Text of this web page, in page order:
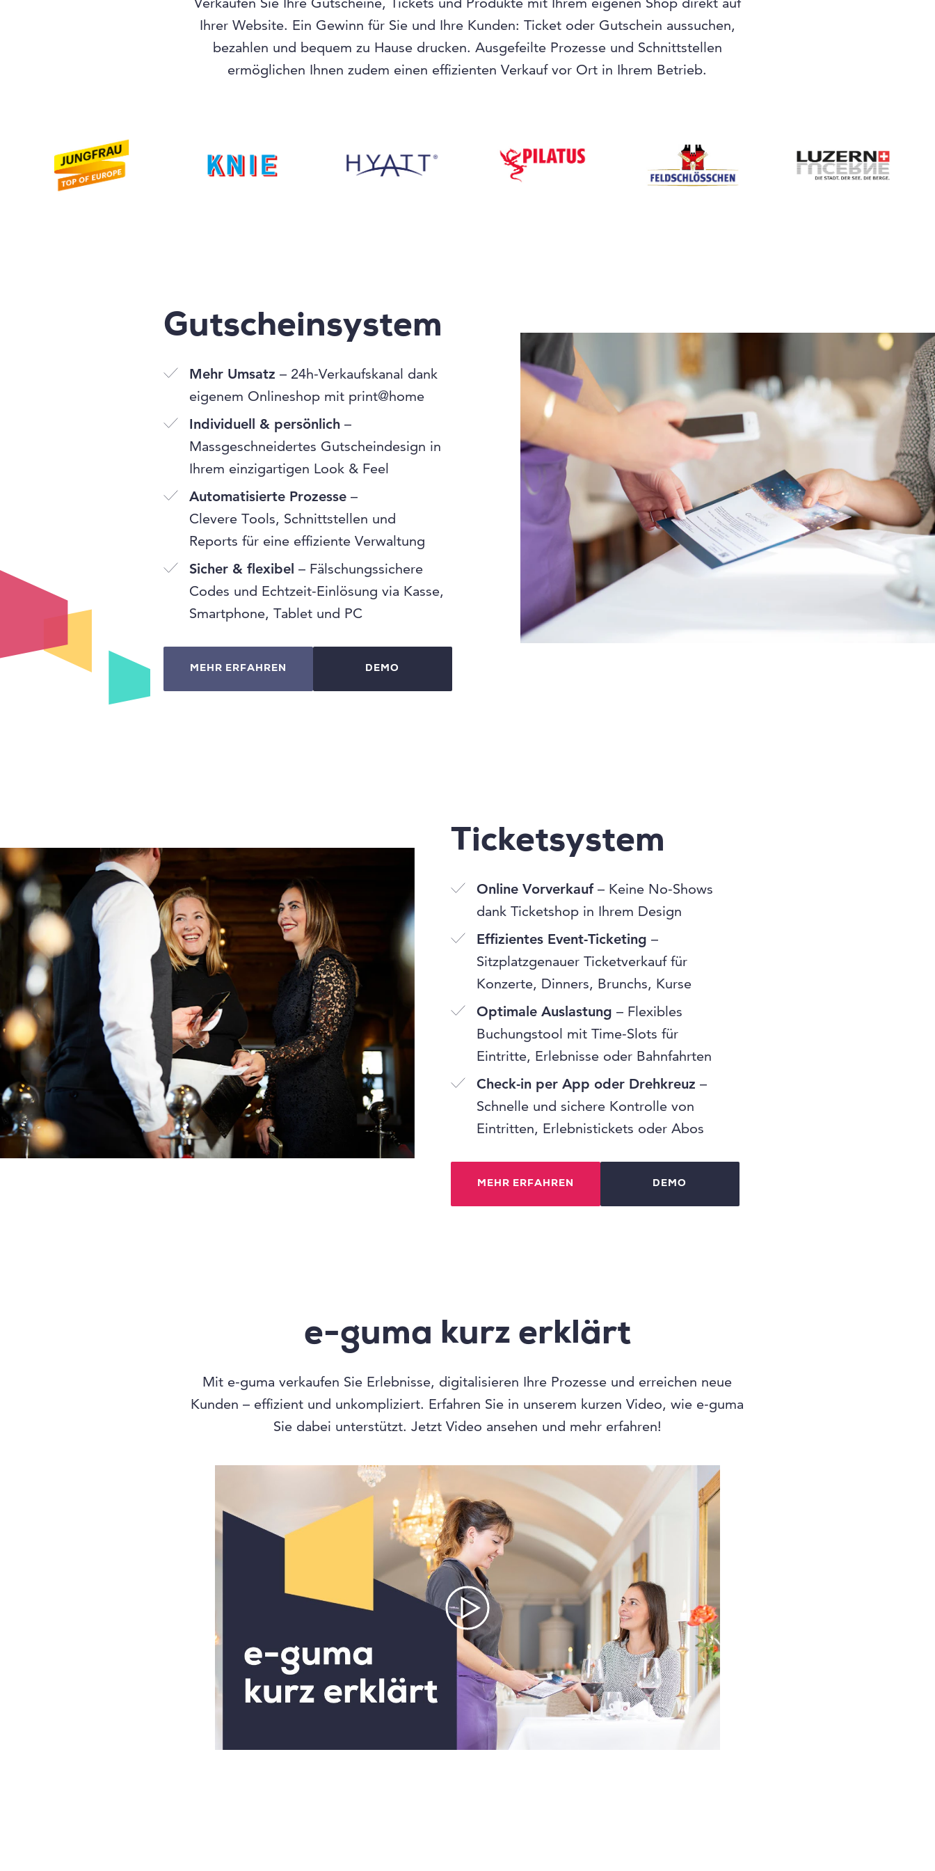
Ihrer Website. Ein Gewinn für Sie und Ihre Kunden: Ticket oder Gutschein aussuchen,
bezahlen und bequem zu Hause drucken. Ausgefeilte Prozesse und Schnittstellen
ermöglichen Ihnen zudem einen effizienten Verkauf vor Ort in Ihrem Betrieb.
Gutscheinsystem
Mehr Umsatz – 24h-Verkaufskanal dank
eigenem Onlineshop mit print@home
Individuell & persönlich–
Massgeschneidertes Gutscheindesign in
Ihrem einzigartigen Look & Feel
Automatisierte Prozesse–
Clevere Tools, Schnittstellen und
Reports für eine effiziente Verwaltung
Sicher & flexibel – Fälschungssichere
Codes und Echtzeit-Einlösung via Kasse,
Smartphone, Tablet und PC
MEHR ERFAHREN DEMO
Ticketsystem
Online Vorverkauf– Keine No-Shows
dank Ticketshop in Ihrem Design
Effizientes Event-Ticketing –
Sitzplatzgenauer Ticketverkauf für
Konzerte, Dinners, Brunchs, Kurse
Optimale Auslastung – Flexibles
Buchungstool mit Time-Slots für
Eintritte, Erlebnisse oder Bahnfahrten
Check-in per App oder Drehkreuz –
Schnelle und sichere Kontrolle von
Eintritten, Erlebnistickets oder Abos
MEHR ERFAHREN DEMO
e-guma kurz erklärt
Mit e-guma verkaufen Sie Erlebnisse, digitalisieren Ihre Prozesse und erreichen neue
Kunden – effizient und unkompliziert. Erfahren Sie in unserem kurzen Video, wie e-guma
Sie dabei unterstützt. Jetzt Video ansehen und mehr erfahren!